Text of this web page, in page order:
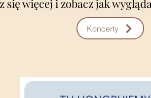
się więcej i zobacz jak
Koncerty